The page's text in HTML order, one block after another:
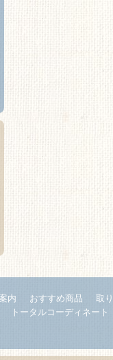
内 おすすめ商品 取
トータルコーディネート